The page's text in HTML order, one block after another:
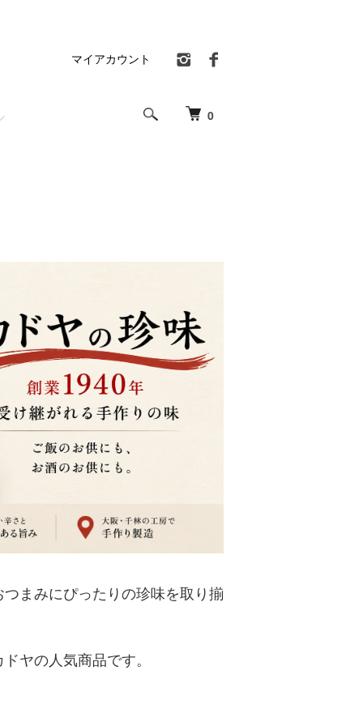
0
マイアカウント
まみにぴったりの珍味を取り揃
ヤの人気商品です。